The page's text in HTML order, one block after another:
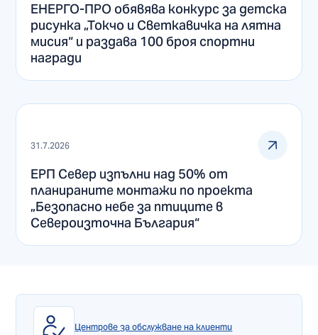
ЕНЕРГО-ПРО обявява конкурс за детска
рисунка „Токчо и Светкавичка на лятна
мисия“ и раздава 100 броя спортни
награди
31.7.2026
ЕРП Север изпълни над 50% от
планираните монтажи по проекта
„Безопасно небе за птиците в
Североизточна България“
Центрове за обслужване на клиенти